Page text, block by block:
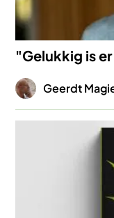
"Gelukkig is
Afbeelding
Geerdt